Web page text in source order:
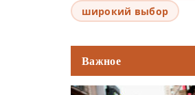
широкий выбор
Важное